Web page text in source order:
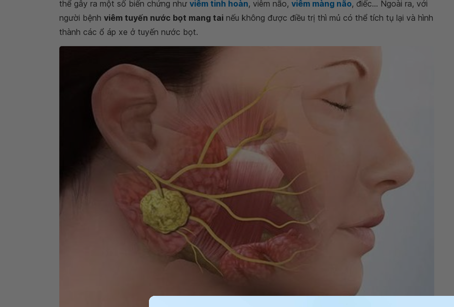
thể gây ra một số biến chứng như viêm tinh hoàn, viêm não, viêm màng não, điếc... Ngoài ra, với
người bệnh viêm tuyến nước bọt mang tai nếu không được điều trị thì mủ có thể tích tụ lại và hình
thành các ổ áp xe ở tuyến nước bọt.